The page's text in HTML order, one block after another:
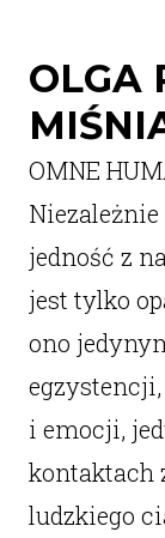
OLGA
OMNE
jedność z
jest tylko
ono
i emocji,
kontaktach
ludzkiego